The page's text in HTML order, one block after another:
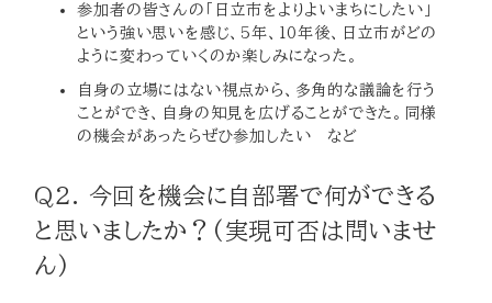
参加者の皆さんの「日立市をよりよいまちにしたい」
という強い思いを感じ、5年、10年後、日立市がどの
ように変わっていくのか楽しみになった。
自身の立場にはない視点から、多角的な議論を行う
ことができ、自身の知見を広げることができた。同様
の機会があったらぜひ参加したい など
Q2. 今回を機会に自部署で何ができる
と思いましたか？(実現可否は問いませ
ん)